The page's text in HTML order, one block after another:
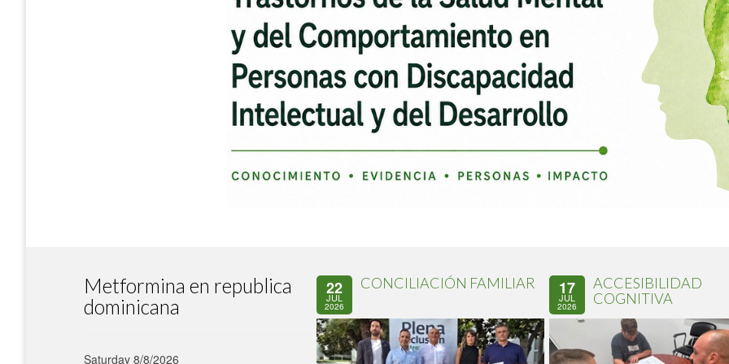
Metformina en republica
dominicana
Saturday 8/8/2026
22
JUL
2026
CONCILIACIÓN FAMILIAR 17
JUL
2026
ACCESIBILIDAD
COGNITIVA